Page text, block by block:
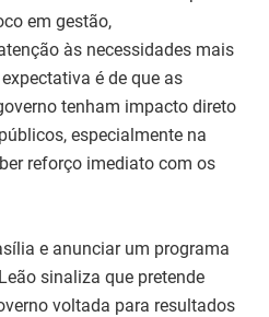
em gestão,
às necessidades mais
é de que as
tenham impacto direto
especialmente na
reforço imediato com os
e anunciar um programa
sinaliza que pretende
voltada para resultados